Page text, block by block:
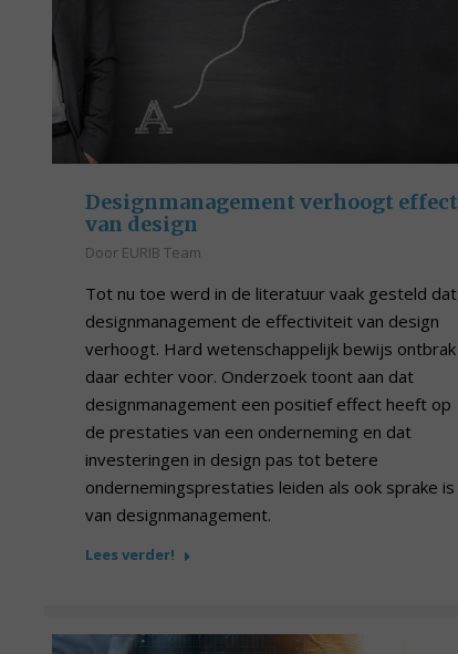
Designmanagement verhoogt effect
van design
Door EURIB Team
Tot nu toe werd in de literatuur vaak gesteld dat
designmanagement de effectiviteit van design
verhoogt. Hard wetenschappelijk bewijs ontbrak
daar echter voor. Onderzoek toont aan dat
designmanagement een positief effect heeft op
de prestaties van een onderneming en dat
investeringen in design pas tot betere
ondernemingsprestaties leiden als ook sprake is
van designmanagement.
Lees verder!